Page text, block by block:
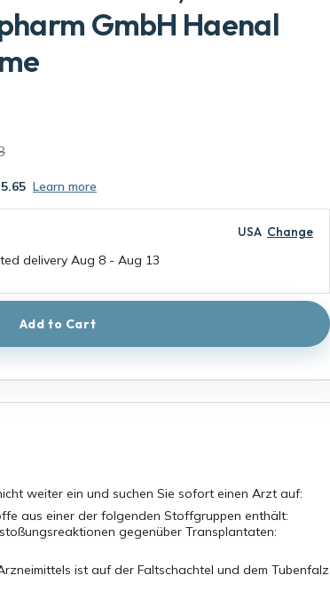
GmbH Haenal
Learn more
USA Change
delivery Aug 8 - Aug 13
Add to Cart
weiter ein und suchen Sie sofort einen Arzt auf:
aus einer der folgenden Stoffgruppen enthält:
gegenüber Transplantaten:
ist auf der Faltschachtel und dem Tubenfalz